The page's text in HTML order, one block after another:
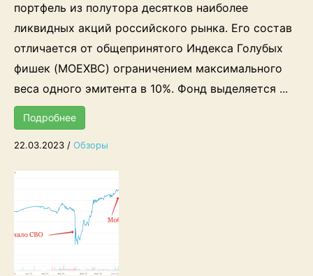
портфель из полутора десятков наиболее
ликвидных акций российского рынка. Его состав
отличается от общепринятого Индекса Голубых
фишек (MOEXBC) ограничением максимального
веса одного эмитента в 10%. Фонд выделяется ...
Подробнее
22.03.2023 / Обзоры